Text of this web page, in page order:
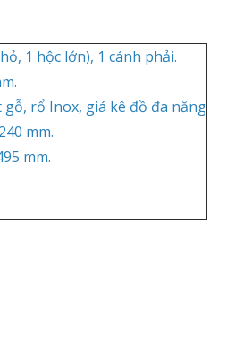
1 hộc lớn), 1 cánh phải.
rổ Inox, giá kê đồ đa năng
mm.
mm.